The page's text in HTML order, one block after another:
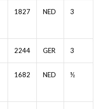
1827 NED 3
2244 GER 3
1682 NED ½